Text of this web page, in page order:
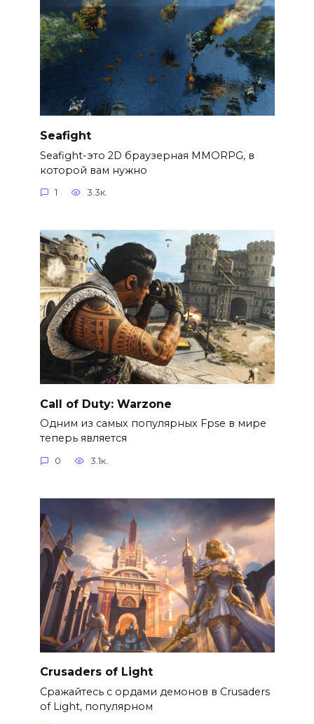
Seafight
Seafight-это 2D браузерная MMORPG, в
которой вам нужно
1 3.3к.
Call of Duty: Warzone
Одним из самых популярных Fpse в мире
теперь является
0 3.1к.
Crusaders of Light
Сражайтесь с ордами демонов в Crusaders
of Light, популярном